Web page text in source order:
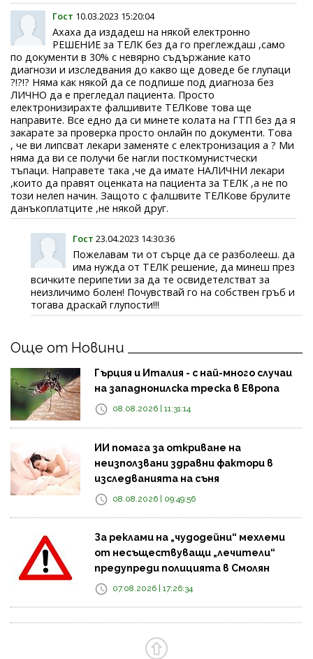
Гост 10.03.2023 15:20:04
Ахаха да издадеш на някой електронно
РЕШЕНИЕ за ТЕЛК без да го преглеждаш ,само
по документи в 30% с невярно съдържание като
диагнози и изследвания до какво ще доведе бе глупаци
?!?!? Няма как някой да се подпише под диагноза без
ЛИЧНО да е прегледал пациента. Просто
електронизирахте фалшивите ТЕЛКове това ще
направите. Все едно да си минете колата на ГТП без да я
закарате за проверка просто онлайн по документи. Това
, че ви липсват лекари заменяте с електронизация а ? Ми
няма да ви се получи бе нагли посткомунистчески
тъпаци. Направете така ,че да имате НАЛИЧНИ лекари
,които да правят оценката на пациента за ТЕЛК ,а не по
този нелеп начин. Защото с фалшвите ТЕЛКове брулите
данъкоплатците ,не някой друг.
Гост 23.04.2023 14:30:36
Пожелавам ти от сърце да се разболееш. да
има нужда от ТЕЛК решение, да минеш през
всичките перипетии за да те освидетелстват за
неизличимо болен! Почувствай го на собствен гръб и
тогава драскай глупости!!!
Още от Новини
Гърция и Италия - с най-много случаи
на западнонилска треска в Европа
08.08.2026 | 11:31:14
ИИ помага за откриване на
неизползвани здравни фактори в
изследванията на съня
08.08.2026 | 09:49:56
За реклами на „чудодейни“ мехлеми
от несъществуващи „лечители“
предупреди полицията в Смолян
07.08.2026 | 17:26:34